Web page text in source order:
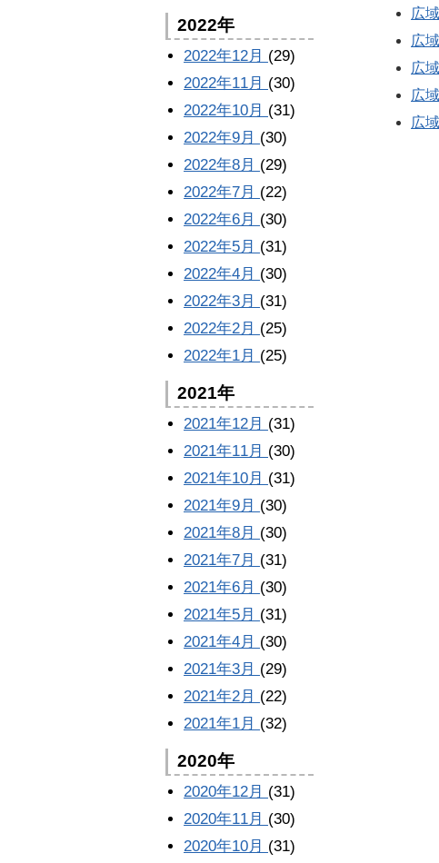
広
広
広
広
広
2022年
2022年12月 (29)
2022年11月 (30)
2022年10月 (31)
2022年9月 (30)
2022年8月 (29)
2022年7月 (22)
2022年6月 (30)
2022年5月 (31)
2022年4月 (30)
2022年3月 (31)
2022年2月 (25)
2022年1月 (25)
2021年
2021年12月 (31)
2021年11月 (30)
2021年10月 (31)
2021年9月 (30)
2021年8月 (30)
2021年7月 (31)
2021年6月 (30)
2021年5月 (31)
2021年4月 (30)
2021年3月 (29)
2021年2月 (22)
2021年1月 (32)
2020年
2020年12月 (31)
2020年11月 (30)
2020年10月 (31)